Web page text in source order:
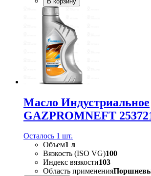
Масло Индустриальное
GAZPROMNEFT
Осталось 1 шт.
Объем1 л
Вязкость (ISO VG)100
Индекс вязкости103
Область применения